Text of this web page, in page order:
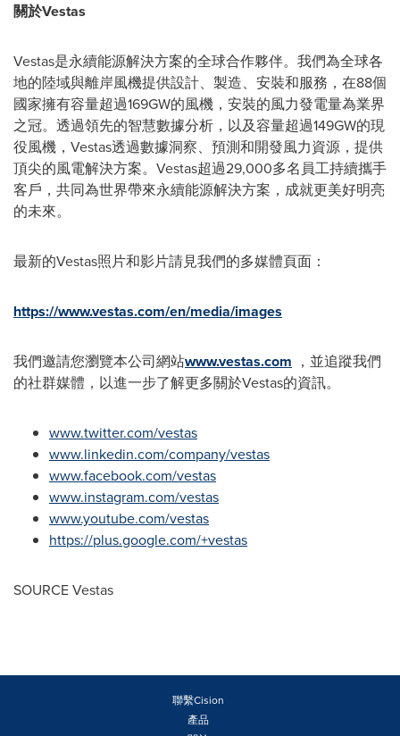
關於Vestas
Vestas是永續能源解決方案的全球合作夥伴。我們為全球各
地的陸域與離岸風機提供設計、製造、安裝和服務，在88個
國家擁有容量超過169GW的風機，安裝的風力發電量為業界
之冠。透過領先的智慧數據分析，以及容量超過149GW的現
役風機，Vestas透過數據洞察、預測和開發風力資源，提供
頂尖的風電解決方案。Vestas超過29,000多名員工持續攜手
客戶，共同為世界帶來永續能源解決方案，成就更美好明亮
的未來。
最新的Vestas照片和影片請見我們的多媒體頁面：
https://www.vestas.com/en/media/images
我們邀請您瀏覽本公司網站www.vestas.com ，並追蹤我們
的社群媒體，以進一步了解更多關於Vestas的資訊。
www.twitter.com/vestas
www.linkedin.com/company/vestas
www.facebook.com/vestas
www.instagram.com/vestas
www.youtube.com/vestas
https://plus.google.com/+vestas
SOURCE Vestas
聯繫Cision
產品